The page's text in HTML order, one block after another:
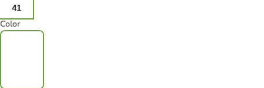
41
Color